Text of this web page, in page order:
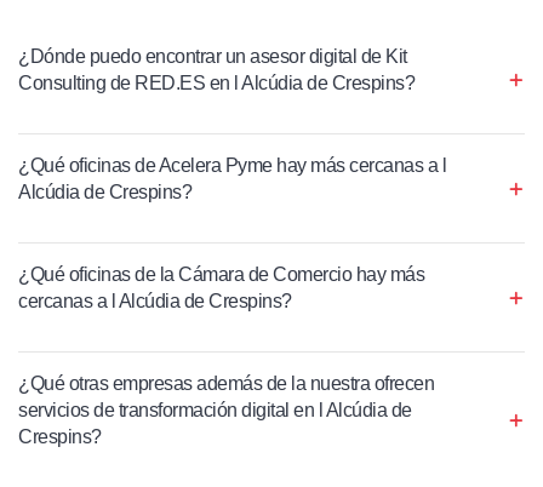
¿Dónde puedo encontrar un asesor digital de Kit
Consulting de RED.ES en l Alcúdia de Crespins?
¿Qué oficinas de Acelera Pyme hay más cercanas a l
Alcúdia de Crespins?
¿Qué oficinas de la Cámara de Comercio hay más
cercanas a l Alcúdia de Crespins?
¿Qué otras empresas además de la nuestra ofrecen
servicios de transformación digital en l Alcúdia de
Crespins?